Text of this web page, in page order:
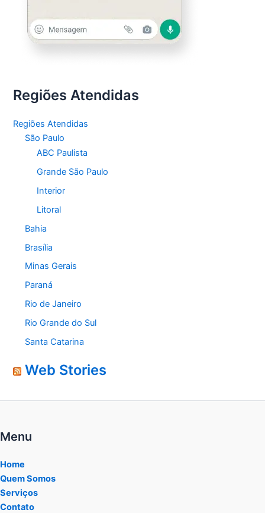
Regiões Atendidas
Regiões Atendidas
São Paulo
ABC Paulista
Grande São Paulo
Interior
Litoral
Bahia
Brasília
Minas Gerais
Paraná
Rio de Janeiro
Rio Grande do Sul
Santa Catarina
Web Stories
Menu
Home
Quem Somos
Serviços
Contato